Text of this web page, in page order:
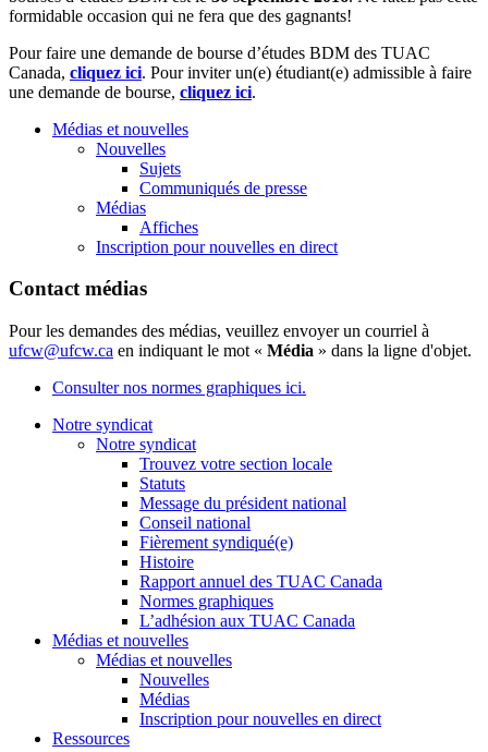
formidable occasion qui ne fera que des gagnants!
Pour faire une demande de bourse d’études BDM des TUAC
Canada, cliquez ici. Pour inviter un(e) étudiant(e) admissible à faire
une demande de bourse, cliquez ici.
Médias et nouvelles
Nouvelles
Sujets
Communiqués de presse
Médias
Affiches
Inscription pour nouvelles en direct
Contact médias
Pour les demandes des médias, veuillez envoyer un courriel à
ufcw@ufcw.ca en indiquant le mot « Média » dans la ligne d'objet.
Consulter nos normes graphiques ici.
Notre syndicat
Notre syndicat
Trouvez votre section locale
Statuts
Message du président national
Conseil national
Fièrement syndiqué(e)
Histoire
Rapport annuel des TUAC Canada
Normes graphiques
L’adhésion aux TUAC Canada
Médias et nouvelles
Médias et nouvelles
Nouvelles
Médias
Inscription pour nouvelles en direct
Ressources